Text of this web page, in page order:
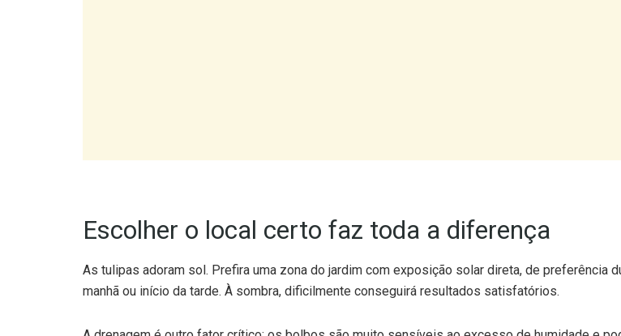
As tulipas adoram sol. Prefira uma zona do jardim com exposição solar direta, de preferência
A drenagem é outro fator crítico: os bolbos são muito sensíveis ao excesso de humidade e